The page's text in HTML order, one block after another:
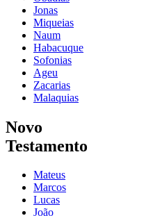
Jonas
Miqueias
Naum
Habacuque
Sofonias
Ageu
Zacarias
Malaquias
Novo
Testamento
Mateus
Marcos
Lucas
João